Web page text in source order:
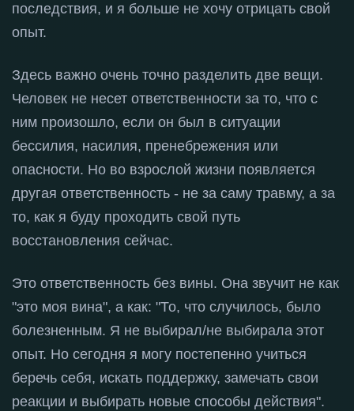
последствия, и я больше не хочу отрицать свой
опыт.
Здесь важно очень точно разделить две вещи.
Человек не несет ответственности за то, что с
ним произошло, если он был в ситуации
бессилия, насилия, пренебрежения или
опасности. Но во взрослой жизни появляется
другая ответственность - не за саму травму, а за
то, как я буду проходить свой путь
восстановления сейчас.
Это ответственность без вины. Она звучит не как
"это моя вина", а как: "То, что случилось, было
болезненным. Я не выбирал/не выбирала этот
опыт. Но сегодня я могу постепенно учиться
беречь себя, искать поддержку, замечать свои
реакции и выбирать новые способы действия".